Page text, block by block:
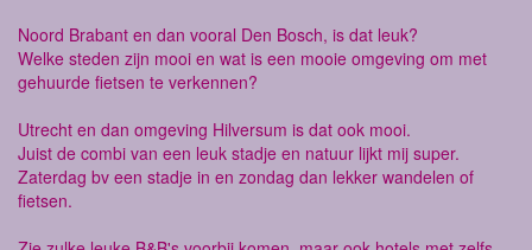
Noord Brabant en dan vooral Den Bosch, is dat leuk?
Welke steden zijn mooi en wat is een mooie omgeving om met
gehuurde fietsen te verkennen?
Utrecht en dan omgeving Hilversum is dat ook mooi.
Juist de combi van een leuk stadje en natuur lijkt mij super.
Zaterdag bv een stadje in en zondag dan lekker wandelen of
fietsen.